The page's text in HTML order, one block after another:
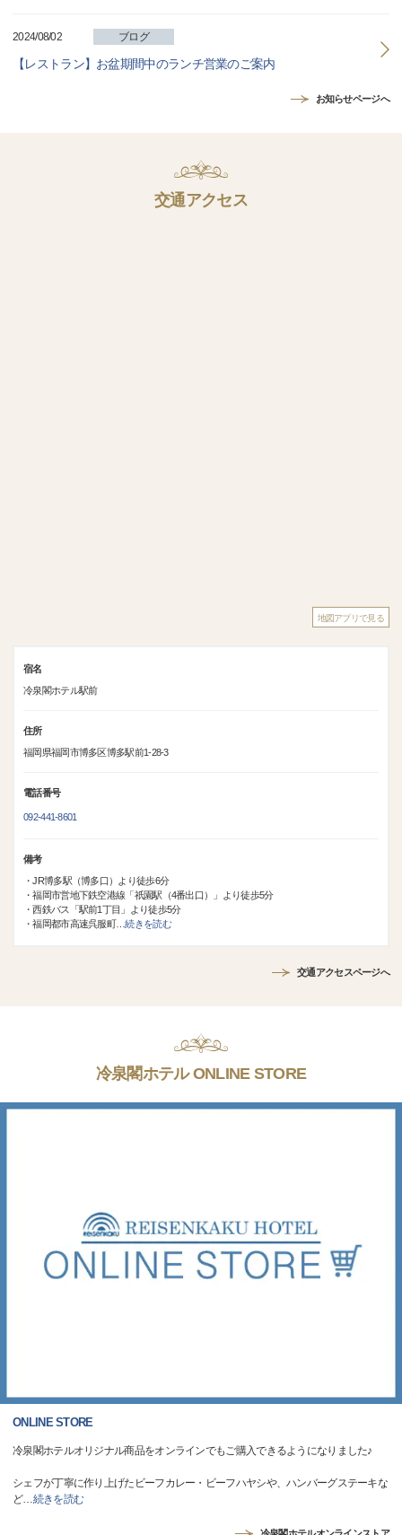
2024/08/02 ブログ
【レストラン】お盆期間中のランチ営業のご案内
お知らせページへ
交通アクセス
地図アプリで見る
宿名
冷泉閣ホテル駅前
住所
福岡県福岡市博多区博多駅前1-28-3
電話番号
092-441-8601
備考
・JR博多駅（博多口）より徒歩6分
・福岡市営地下鉄空港線「祇園駅（4番出口）」より徒歩5分
・西鉄バス「駅前1丁目」より徒歩5分
・福岡都市高速呉服町
…続きを読む
交通アクセスページへ
冷泉閣ホテル ONLINE STORE
ONLINE STORE
冷泉閣ホテルオリジナル商品をオンラインでもご購入できるようになりました♪
シェフが丁寧に作り上げたビーフカレー・ビーフハヤシや、ハンバーグステーキな
ど…続きを読む